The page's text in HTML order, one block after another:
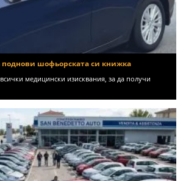
шофьорската си книжка
медицински изисквания, за да получи